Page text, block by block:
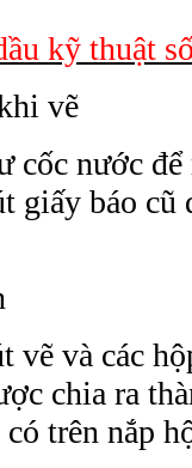
kỹ thuật
vẽ
cốc nước
giấy báo cũ
và các
chia ra
trên nắp